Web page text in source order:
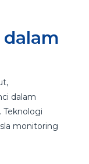
dalam
Teknologi
monitoring